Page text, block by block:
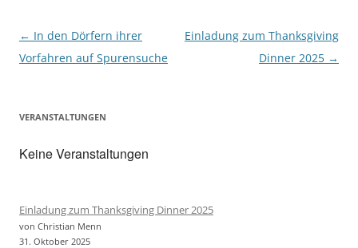
Beitragsnavigation
← In den Dörfern ihrer
Vorfahren auf Spurensuche
Einladung zum Thanksgiving
Dinner 2025 →
VERANSTALTUNGEN
Keine Veranstaltungen
Einladung zum Thanksgiving Dinner 2025
von Christian Menn
31. Oktober 2025